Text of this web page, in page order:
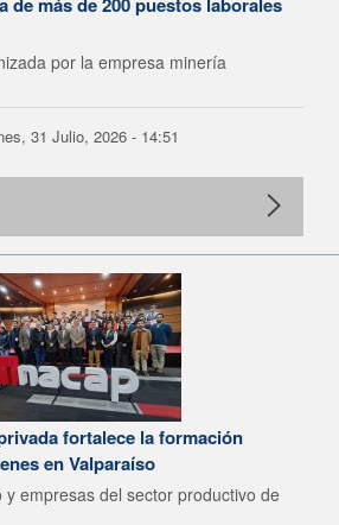
por la empresa minería
31 Julio, 2026 - 14:51
fortalece la formación
en Valparaíso
y empresas del sector productivo de